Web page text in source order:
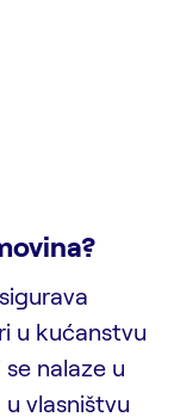
u kućanstvu
nalaze u
vlasništvu